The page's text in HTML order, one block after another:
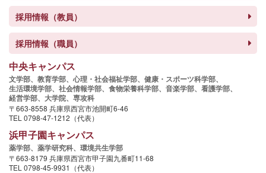
採用情報（教員）
採用情報（職員）
中央キャンパス
文学部、 教育学部、 心理・社会福祉学部、 健康・スポーツ科学部、
生活環境学部、 社会情報学部、 食物栄養科学部、 音楽学部、 看護学部、
経営学部、 大学院、 専攻科
〒663-8558 兵庫県西宮市池開町6-46
TEL 0798-47-1212（代表）
浜甲子園キャンパス
薬学部、 薬学研究科、 環境共生学部
〒663-8179 兵庫県西宮市甲子園九番町11-68
TEL 0798-45-9931（代表）